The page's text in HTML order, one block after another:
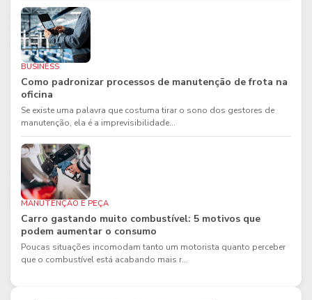
BUSINESS
Como padronizar processos de manutenção de frota na
oficina
Se existe uma palavra que costuma tirar o sono dos gestores de
manutenção, ela é a imprevisibilidade...
MANUTENÇÃO E PEÇA
Carro gastando muito combustível: 5 motivos que
podem aumentar o consumo
Poucas situações incomodam tanto um motorista quanto perceber
que o combustível está acabando mais r...